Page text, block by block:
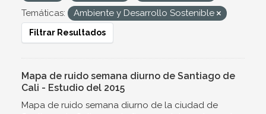
Temáticas:
Ambiente y Desarrollo Sostenible
Filtrar Resultados
Mapa de ruido semana diurno de Santiago de
Cali - Estudio del 2015
Mapa de ruido semana diurno de la ciudad de